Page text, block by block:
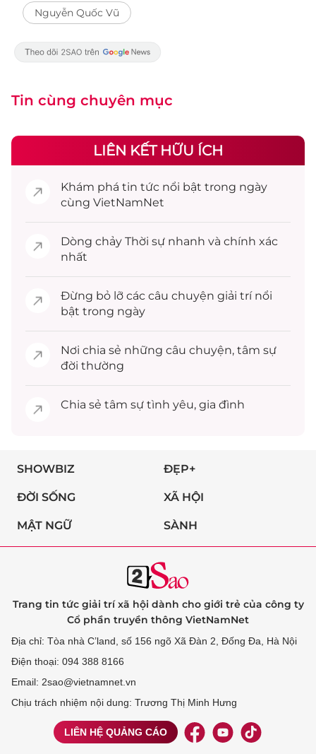
Nguyễn Quốc Vũ
Tin cùng chuyên mục
LIÊN KẾT HỮU ÍCH
Khám phá tin tức nổi bật trong ngày
cùng VietNamNet
Dòng chảy Thời sự nhanh và chính xác
nhất
Đừng bỏ lỡ các câu chuyện giải trínổi
bật trong ngày
Nơi chia sẻ những câu chuyện, tâm sự
đời thường
Chia sẻ tâm sự tình yêu, gia đình
SHOWBIZ ĐẸP+
ĐỜI SỐNG XÃ HỘI
MẬT NGỮ SÀNH
Trang tin tức giải trí xã hội dành cho giới trẻ của công ty
Cổ phần truyền thông VietNamNet
Địa chỉ: Tòa nhà C’land, số 156 ngõ Xã Đàn 2, Đống Đa, Hà Nội
Điện thoại: 094 388 8166
Email: 2sao@vietnamnet.vn
Chịu trách nhiệm nội dung: Trương Thị Minh Hưng
LIÊN HỆ QUẢNG CÁO